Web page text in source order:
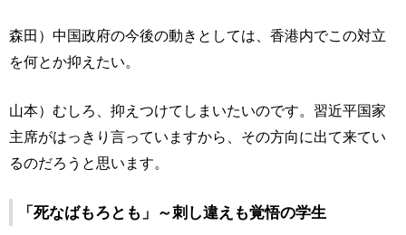
森田）中国政府の今後の動きとしては、香港内でこの対立
を何とか抑えたい。
山本）むしろ、抑えつけてしまいたいのです。習近平国家
主席がはっきり言っていますから、その方向に出て来てい
るのだろうと思います。
「死なばもろとも」～刺し違えも覚悟の学生